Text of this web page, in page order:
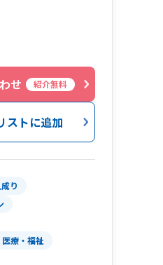
せ 紹介無料
ストに追加
り
医療・福祉